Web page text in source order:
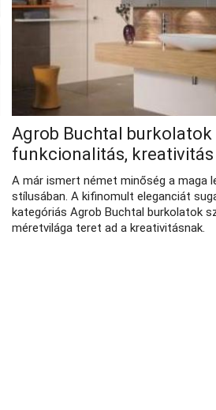
Agrob Buchtal burkolatok
funkcionalitás, kreativitás
A már ismert német minőség a maga
stílusában. A kifinomult eleganciát
kategóriás Agrob Buchtal burkolatok
méretvilága teret ad a kreativitásnak.